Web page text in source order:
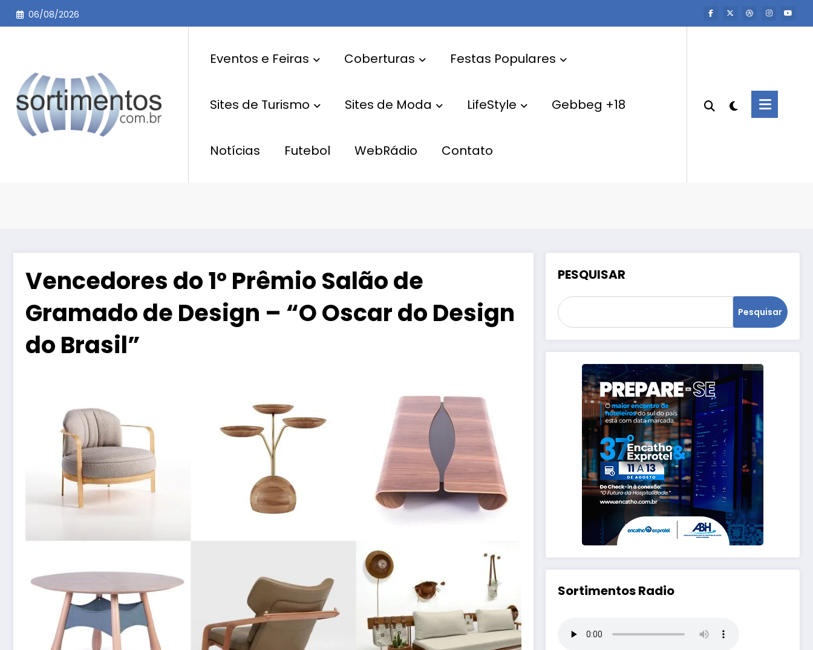
Pular
para
06/08/2026
Eventos e Feiras Coberturas Festas Populares
Sites de Turismo Sites de Moda LifeStyle Gebbeg +18
Notícias Futebol WebRádio Contato
Vencedores do 1º Prêmio Salão de
Gramado de Design – “O Oscar do Design
do Brasil”
PESQUISAR
Pesquisar
Sortimentos Radio